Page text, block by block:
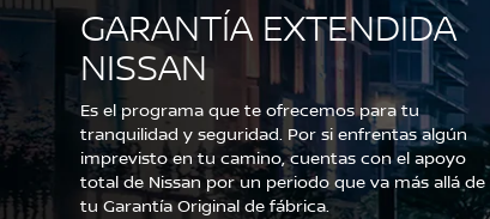
GARANTÍA EXTENDIDA
NISSAN
Es el programa que te ofrecemos para tu
tranquilidad y seguridad. Por si enfrentas algún
imprevisto en tu camino, cuentas con el apoyo
total de Nissan por un periodo que va más allá de
tu Garantía Original de fábrica.